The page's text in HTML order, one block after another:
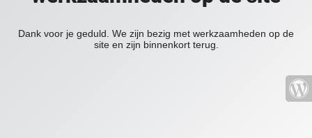
Dank voor je geduld. We zijn bezig met werkzaamheden op de
site en zijn binnenkort terug.